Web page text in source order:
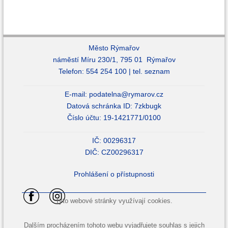
Město Rýmařov
náměstí Míru 230/1, 795 01 Rýmařov
Telefon: 554 254 100 | tel. seznam
E-mail: podatelna@rymarov.cz
Datová schránka ID: 7zkbugk
Číslo účtu: 19-1421771/0100
IČ: 00296317
DIČ: CZ00296317
Prohlášení o přístupnosti
Tyto webové stránky využívají cookies.
Dalším procházením tohoto webu vyjadřujete souhlas s jejich